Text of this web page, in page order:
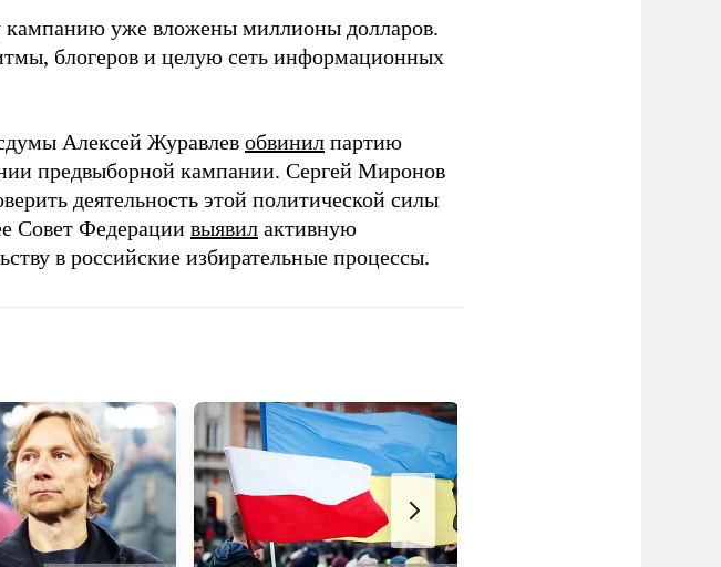
кампанию уже вложены миллионы долларов.
блогеров и целую сеть информационных
Алексей Журавлев обвинил партию
предвыборной кампании. Сергей Миронов
деятельность этой политической силы
Совет Федерации выявил активную
в российские избирательные процессы.